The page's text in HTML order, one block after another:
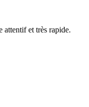
attentif et très rapide.